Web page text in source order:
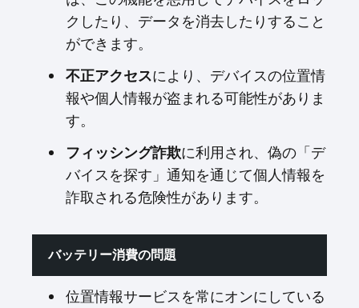
クしたり、データを消去したりすること
ができます。
不正アクセスにより、デバイスの位置情
報や個人情報が盗まれる可能性がありま
す。
フィッシング詐欺に利用され、偽の「デ
バイスを探す」通知を通じて個人情報を
詐取される危険性があります。
バッテリー消費の問題
位置情報サービスを常にオンにしている